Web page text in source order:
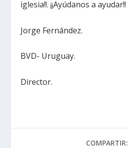
iglesia!!. ¡¡Ayúdanos a ayudar!!
Jorge Fernández.
BVD- Uruguay.
Director.
COMPARTIR: